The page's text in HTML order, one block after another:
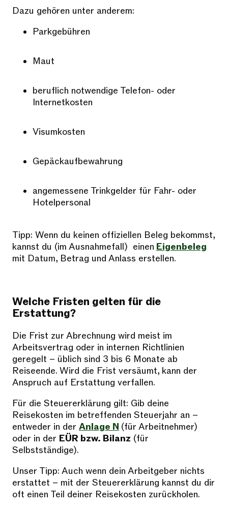
Dazu gehören unter anderem:
Parkgebühren
Maut
beruflich notwendige Telefon- oder
Internetkosten
Visumkosten
Gepäckaufbewahrung
angemessene Trinkgelder für Fahr- oder
Hotelpersonal
Tipp: Wenn du keinen offiziellen Beleg bekommst,
kannst du (im Ausnahmefall) einen Eigenbeleg
mit Datum, Betrag und Anlass erstellen.
Welche Fristen gelten für die
Erstattung?
Die Frist zur Abrechnung wird meist im
Arbeitsvertrag oder in internen Richtlinien
geregelt – üblich sind 3 bis 6 Monate ab
Reiseende. Wird die Frist versäumt, kann der
Anspruch auf Erstattung verfallen.
Für die Steuererklärung gilt: Gib deine
Reisekosten im betreffenden Steuerjahr an –
entweder in der Anlage N (für Arbeitnehmer)
oder in der EÜR bzw. Bilanz (für
Selbstständige).
Unser Tipp: Auch wenn dein Arbeitgeber nichts
erstattet – mit der Steuererklärung kannst du dir
oft einen Teil deiner Reisekosten zurückholen.